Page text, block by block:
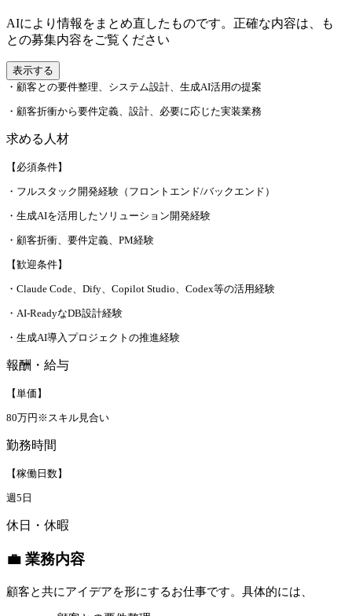
AIにより情報をまとめ直したものです。正確な内容は、も
との募集内容をご覧ください
表示する
・顧客との要件整理、システム設計、生成AI活用の提案
・顧客折衝から要件定義、設計、必要に応じた実装業務
求める人材
【必須条件】
・フルスタック開発経験（フロントエンド/バックエンド）
・生成AIを活用したソリューション開発経験
・顧客折衝、要件定義、PM経験
【歓迎条件】
・Claude Code、Dify、Copilot Studio、Codex等の活用経験
・AI-ReadyなDB設計経験
・生成AI導入プロジェクトの推進経験
報酬・給与
【単価】
80万円※スキル見合い
勤務時間
【稼働日数】
週5日
休日・休暇
💼 業務内容
顧客と共にアイデアを形にするお仕事です。具体的には、